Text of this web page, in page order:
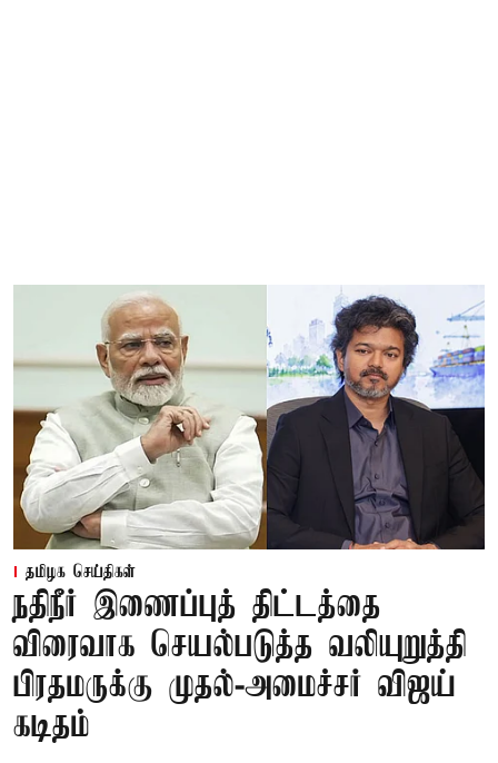
தமிழக செய்திகள்
நதிநீர் இணைப்புத் திட்டத்தை
விரைவாக செயல்படுத்த வலியுறுத்தி
பிரதமருக்கு முதல்-அமைச்சர் விஜய்
கடிதம்